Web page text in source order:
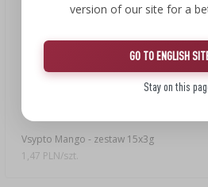
Vsypto Mango - zestaw 15x3g
1,47 PLN/szt.
version of our site for a
GO TO ENGLISH
Stay on this